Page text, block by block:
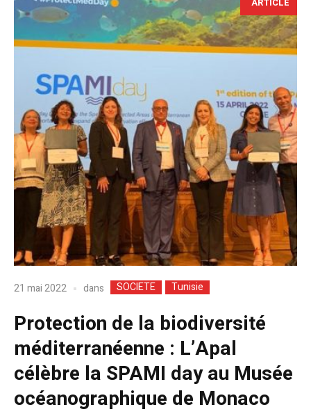
21 mai 2022 dans SOCIETE Tunisie
Protection de la biodiversité
méditerranéenne : L’Apal
célèbre la SPAMI day au Musée
océanographique de Monaco